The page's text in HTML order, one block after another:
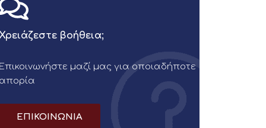
Χρειάζεστε βοήθεια;
Επικοινωνήστε μαζί μας για οποιαδήποτε
απορία
ΕΠΙΚΟΙΝΩΝΙΑ